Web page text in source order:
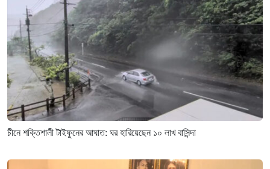
চীনে শক্তিশালী টাইফুনের আঘাত: ঘর হারিয়েছেন ১০ লাখ বাসিন্দা